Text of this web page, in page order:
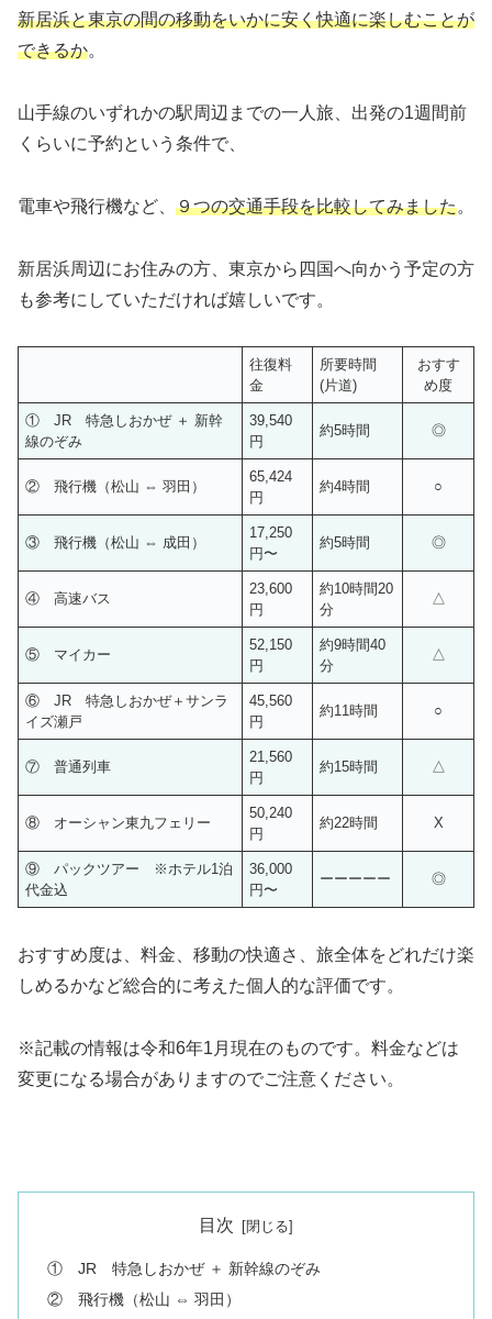
新居浜と東京の間の移動をいかに安く快適に楽しむことが
できるか。
山手線のいずれかの駅周辺までの一人旅、出発の1週間前
くらいに予約という条件で、
電車や飛行機など、 ９つの交通手段を比較してみました。
新居浜周辺にお住みの方、東京から四国へ向かう予定の方
も参考にしていただければ嬉しいです。
往復料
金
所要時間
(片道)
おすす
め度
① JR 特急しおかぜ ＋ 新幹
線のぞみ
39,540
円
約5時間 ◎
② 飛行機（松山 ⇔ 羽田）
65,424
円
約4時間 ○
③ 飛行機（松山 ⇔ 成田）
17,250
円〜
約5時間 ◎
④ 高速バス
23,600
円
約10時間20
分
△
⑤ マイカー
52,150
円
約9時間40
分
△
⑥ JR 特急しおかぜ＋サンラ
イズ瀬戸
45,560
円
約11時間 ○
⑦ 普通列車
21,560
円
約15時間 △
⑧ オーシャン東九フェリー
50,240
円
約22時間 X
⑨ パックツアー ※ホテル1泊
代金込
36,000
円〜
ーーーーー ◎
おすすめ度は、料金、移動の快適さ、旅全体をどれだけ楽
しめるかなど総合的に考えた個人的な評価です。
※記載の情報は令和6年1月現在のものです。料金などは
変更になる場合がありますのでご注意ください。
目次
① JR 特急しおかぜ ＋ 新幹線のぞみ
② 飛行機（松山 ⇔ 羽田）